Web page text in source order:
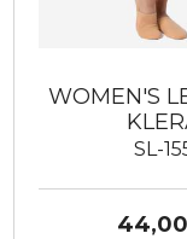
WOMEN'S
SL-